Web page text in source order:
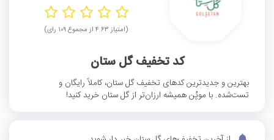
(امتیاز ۴.۶۳ از مجموع ۱۰۹ رای)
کد تخفیف گل ستان
بهترین و جدیدترین کدهای تخفیف گل ستان، کاملاً رایگان و
تست‌شده. با موپُن همیشه ارزان‌تر از گل ستان خرید کنید!